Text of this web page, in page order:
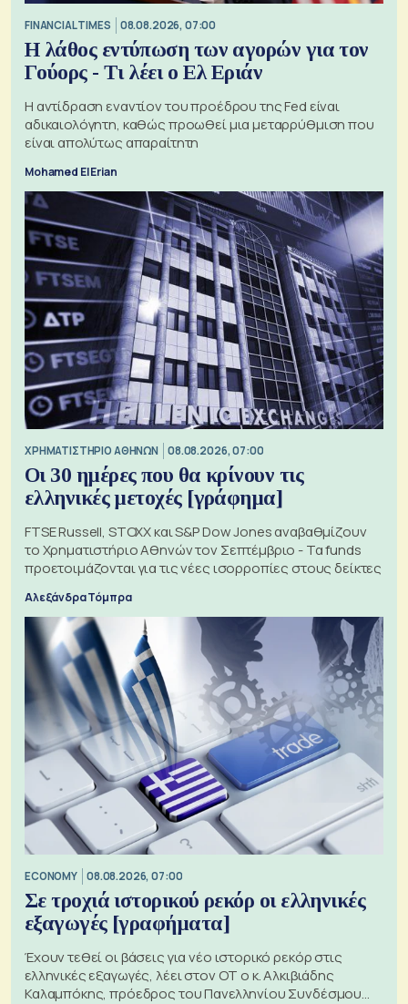
FINANCIAL TIMES 08.08.2026, 07:00
Η λάθος εντύπωση των αγορών για τον
Γούορς - Τι λέει ο Ελ Εριάν
Η αντίδραση εναντίον του προέδρου της Fed είναι
αδικαιολόγητη, καθώς προωθεί μια μεταρρύθμιση που
είναι απολύτως απαραίτητη
Mohamed El Erian
XΡΗΜΑΤΙΣΤΗΡΙΟ ΑΘΗΝΩΝ 08.08.2026, 07:00
Οι 30 ημέρες που θα κρίνουν τις
ελληνικές μετοχές [γράφημα]
FTSE Russell, STOXX και S&P Dow Jones αναβαθμίζουν
το Χρηματιστήριο Αθηνών τον Σεπτέμβριο - Τα funds
προετοιμάζονται για τις νέες ισορροπίες στους δείκτες
Αλεξάνδρα Τόμπρα
ECONOMY 08.08.2026, 07:00
Σε τροχιά ιστορικού ρεκόρ οι ελληνικές
εξαγωγές [γραφήματα]
Έχουν τεθεί οι βάσεις για νέο ιστορικό ρεκόρ στις
ελληνικές εξαγωγές, λέει στον ΟΤ ο κ. Αλκιβιάδης
Καλαμπόκης, πρόεδρος του Πανελληνίου Συνδέσμου